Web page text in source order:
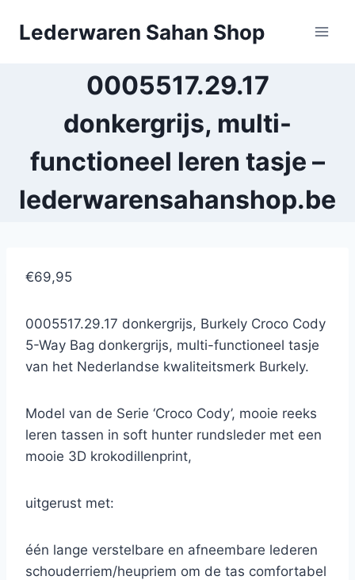
Lederwaren Sahan Shop
0005517.29.17
donkergrijs, multi-
functioneel leren tasje –
lederwarensahanshop.be
€69,95
0005517.29.17 donkergrijs, Burkely Croco Cody
5-Way Bag donkergrijs, multi-functioneel tasje
van het Nederlandse kwaliteitsmerk Burkely.
Model van de Serie ‘Croco Cody’, mooie reeks
leren tassen in soft hunter rundsleder met een
mooie 3D krokodillenprint,
uitgerust met:
één lange verstelbare en afneembare lederen
schouderriem/heupriem om de tas comfortabel